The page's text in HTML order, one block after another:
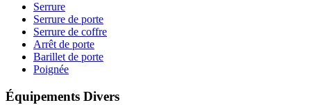
Serrure
Serrure de porte
Serrure de coffre
Arrêt de porte
Barillet de porte
Poignée
Équipements Divers